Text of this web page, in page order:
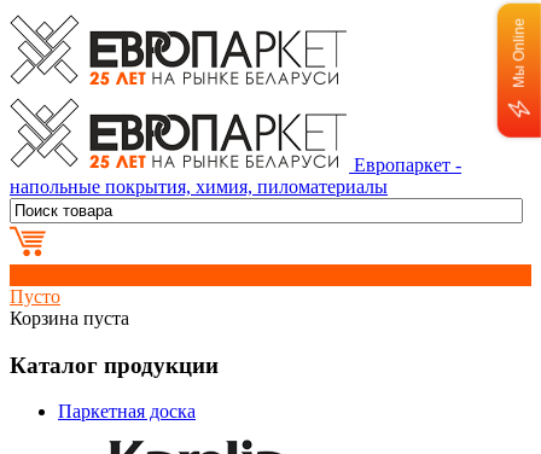
Европаркет -
напольные покрытия, химия, пиломатериалы
Пусто
Корзина пуста
Каталог продукции
Паркетная доска
Мы Online